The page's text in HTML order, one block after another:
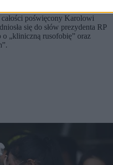
poświęcony Karolowi
się do słów prezydenta RP
„kliniczną rusofobię” oraz